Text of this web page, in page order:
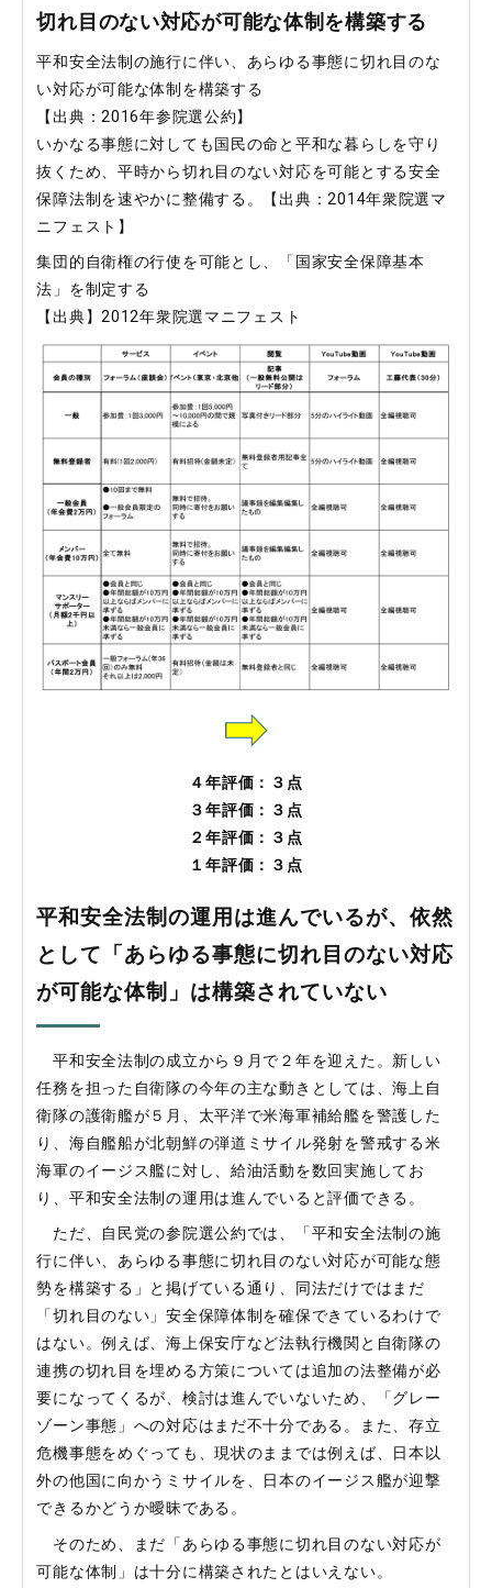
切れ目のない対応が可能な体制を構築する
平和安全法制の施行に伴い、あらゆる事態に切れ目のな
い対応が可能な体制を構築する
【出典：2016年参院選公約】
いかなる事態に対しても国民の命と平和な暮らしを守り
抜くため、平時から切れ目のない対応を可能とする安全
保障法制を速やかに整備する。【出典：2014年衆院選マ
ニフェスト】
集団的自衛権の行使を可能とし、「国家安全保障基本
法」を制定する
【出典】2012年衆院選マニフェスト
４年評価：３ 点
３年評価：３ 点
２年評価：３点
１年評価：３点
平和安全法制の運用は進んでいるが、依然
として「あらゆる事態に切れ目のない対応
が可能な体制」は構築されていない
平和安全法制の成立から９月で２年を迎えた。新しい
任務を担った自衛隊の今年の主な動きとしては、海上自
衛隊の護衛艦が５月、太平洋で米海軍補給艦を警護した
り、海自艦船が北朝鮮の弾道ミサイル発射を警戒する米
海軍のイージス艦に対し、給油活動を数回実施してお
り、平和安全法制の運用は進んでいると評価できる。
ただ、自民党の参院選公約では、「平和安全法制の施
行に伴い、あらゆる事態に切れ目のない対応が可能な態
勢を構築する」と掲げている通り、同法だけではまだ
「切れ目のない」安全保障体制を確保できているわけで
はない。例えば、海上保安庁など法執行機関と自衛隊の
連携の切れ目を埋める方策については追加の法整備が必
要になってくるが、検討は進んでいないため、「グレー
ゾーン事態」への対応はまだ不十分である。また、存立
危機事態をめぐっても、現状のままでは例えば、日本以
外の他国に向かうミサイルを、日本のイージス艦が迎撃
できるかどうか曖昧である。
そのため、まだ「あらゆる事態に切れ目のない対応が
可能な体制」は十分に構築されたとはいえない。